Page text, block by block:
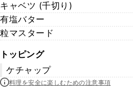
キャベツ (千切り)
有塩バター
粒マスタード
トッピング
ケチャップ
料理を安全に楽しむための注意事項